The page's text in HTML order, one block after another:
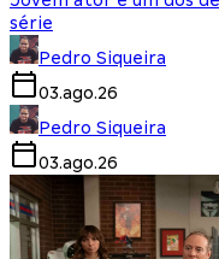
série
Pedro Siqueira
03.ago.26
Pedro Siqueira
03.ago.26